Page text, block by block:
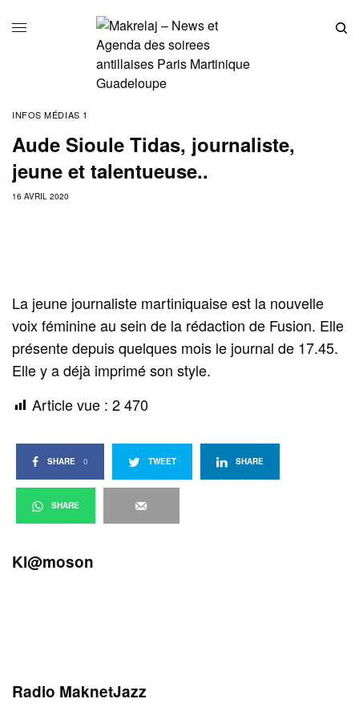
INFOS MÉDIAS 1
Aude Sioule Tidas, journaliste,
jeune et talentueuse..
16 AVRIL 2020
La jeune journaliste martiniquaise est la nouvelle
voix féminine au sein de la rédaction de Fusion. Elle
présente depuis quelques mois le journal de 17.45.
Elle y a déjà imprimé son style.
Article vue : 2 470
SHARE 0 TWEET SHARE
SHARE
Kl@moson
Radio MaknetJazz